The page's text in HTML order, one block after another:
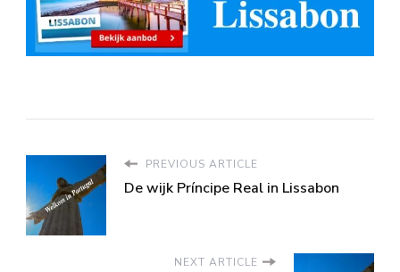
PREVIOUS ARTICLE
De wijk Príncipe Real in Lissabon
NEXT ARTICLE